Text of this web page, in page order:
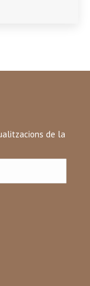
de la